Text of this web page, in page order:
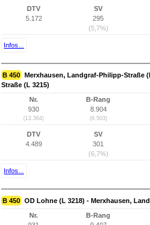
DTV
5.172
SV
295
(5,7%)
Infos...
B 450 Merxhausen, Landgraf-Philipp-Straße
Straße (L 3215)
Nr.
930
(13.364)
B-Rang
8.904
(6.503)
DTV
4.489
SV
301
(6,7%)
Infos...
B 450 OD Lohne (L 3218) - Merxhausen,
Nr.
B-Rang